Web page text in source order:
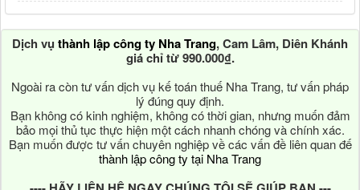
Dịch vụ thành lập công ty Nha Trang, Cam Lâm, Diên Khánh
giá chỉ từ 990.000₫.
Ngoài ra còn tư vấn dịch vụ kế toán thuế Nha Trang, tư vấn pháp
lý đúng quy định.
Bạn không có kinh nghiệm, không có thời gian, nhưng muốn đảm
bảo mọi thủ tục thực hiện một cách nhanh chóng và chính xác.
Bạn muốn được tư vấn chuyên nghiệp về các vấn đề liên quan đế
thành lập công ty tại Nha Trang